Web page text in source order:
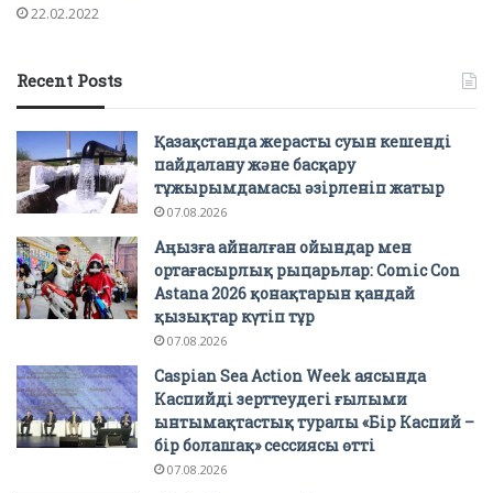
22.02.2022
Recent Posts
Қазақстанда жерасты суын кешенді
пайдалану және басқару
тұжырымдамасы әзірленіп жатыр
07.08.2026
Аңызға айналған ойындар мен
ортағасырлық рыцарьлар: Comic Con
Astana 2026 қонақтарын қандай
қызықтар күтіп тұр
07.08.2026
Caspian Sea Action Week аясында
Каспийді зерттеудегі ғылыми
ынтымақтастық туралы «Бір Каспий –
бір болашақ» сессиясы өтті
07.08.2026